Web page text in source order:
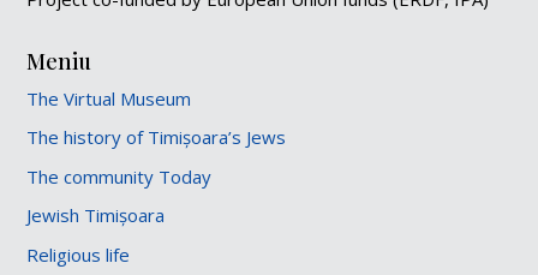
Meniu
The Virtual Museum
The history of Timișoara’s Jews
The community Today
Jewish Timișoara
Religious life